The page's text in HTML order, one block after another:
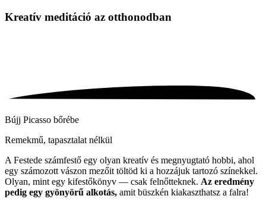
Kreatív meditáció az otthonodban
Bújj Picasso bőrébe
Remekmű, tapasztalat nélkül
A Festede számfestő egy olyan kreatív és megnyugtató hobbi, ahol
egy számozott vászon mezőit töltöd ki a hozzájuk tartozó színekkel.
Olyan, mint egy kifestőkönyv — csak felnőtteknek. Az eredmény
pedig egy gyönyörű alkotás, amit büszkén kiakaszthatsz a falra!